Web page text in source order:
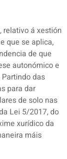
relativo á xestión
que se aplica,
de que
autonómico e
das
para dar
de solo nas
Lei 5/2017, do
xurídico da
máis